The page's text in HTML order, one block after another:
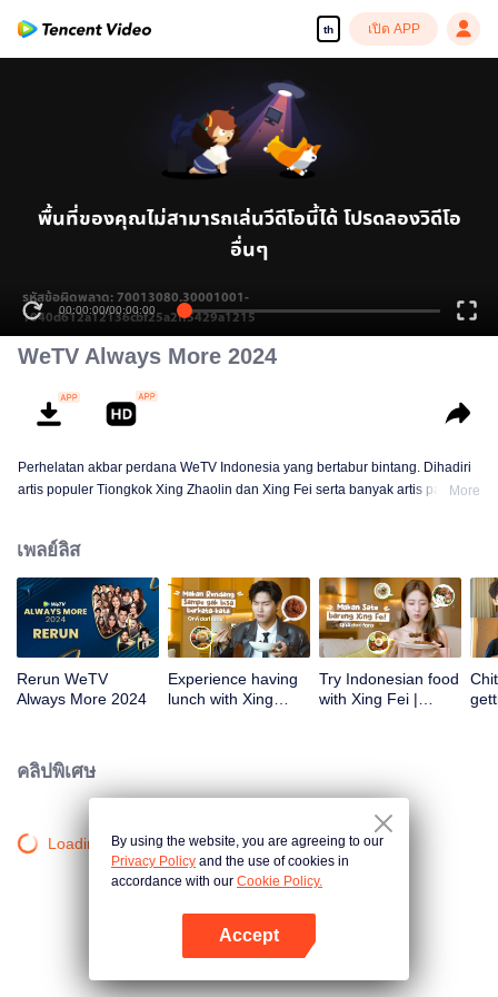
th เปิด APP
พื้นที่ของคุณไม่สามารถเล่นวีดีโอนี้ได้ โปรดลองวิดีโอ
อื่นๆ
รหัสข้อผิดพลาด: 70013080.30001001-
1040d612a12136cbf25a2ff5429a1215
00:00:00/00:00:00
WeTV Always More 2024
Perhelatan akbar perdana WeTV Indonesia yang bertabur bintang. Dihadiri
artis populer Tiongkok Xing Zhaolin dan Xing Fei serta banyak artis papan
banyak lagi. Plus penampilan spesial dari Rossa. Di acara ini WeTV
Indonesia juga mengumumkan WeTV Original series yang akan tayang
tahun mendatang.
More
เพลย์ลิส
Rerun WeTV
Always More 2024
Experience having
lunch with Xing
Try Indonesian food
with Xing Fei |
คลิปพิเศษ
Loading…By using the website, you are agreeing to our
Privacy Policy and the use of cookies in
accordance with our Cookie Policy.
Accept